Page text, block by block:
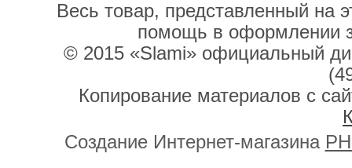
Весь товар, представленный на
помощь в оформлении
© 2015 «Slami» официальный
Копирование материалов с
Создание Интернет-магазина